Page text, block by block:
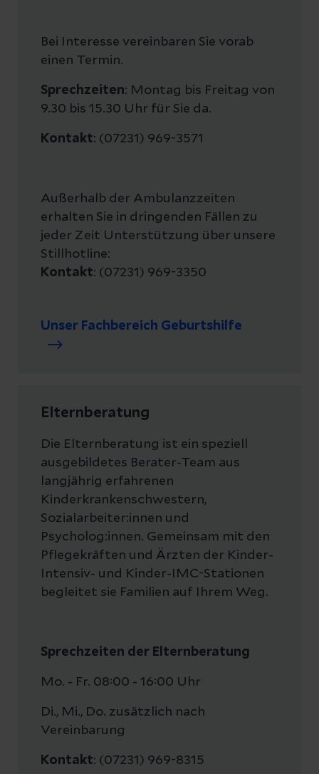
Bei Interesse vereinbaren Sie vorab
einen Termin.
Sprechzeiten: Montag bis Freitag von
9.30 bis 15.30 Uhr für Sie da.
Kontakt: (07231) 969-3571
Außerhalb der Ambulanzzeiten
erhalten Sie in dringenden Fällen zu
jeder Zeit Unterstützung über unsere
Stillhotline:
Kontakt: (07231) 969-3350
Unser Fachbereich Geburtshilfe
Elternberatung
Die Elternberatung ist ein speziell
ausgebildetes Berater-Team aus
langjährig erfahrenen
Kinderkrankenschwestern,
Sozialarbeiter:innen und
Psycholog:innen. Gemeinsam mit den
Pflegekräften und Ärzten der Kinder-
Intensiv- und Kinder-IMC-Stationen
begleitet sie Familien auf Ihrem Weg.
Sprechzeiten der Elternberatung
Mo. - Fr. 08:00 - 16:00 Uhr
Di., Mi., Do. zusätzlich nach
Vereinbarung
Kontakt: (07231) 969-8315